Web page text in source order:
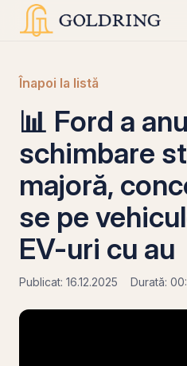
Înapoi la listă
📊 Ford a
schimbare
majoră,
se pe
EV-uri cu au
Publicat: 16.12.2025 Durată: